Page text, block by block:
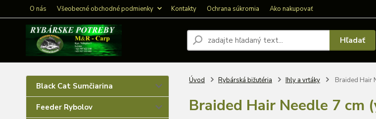
O nás Všeobecné obchodné podmienky Kontakty Ochrana súkromia Ako nakupovať
Hľadať
Black Cat Sumčiarina
Feeder Rybolov
Úvod Rybárská bižutéria Ihly a vrtáky Braided Hair
Braided Hair Needle 7 cm